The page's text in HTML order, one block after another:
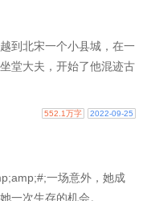
到北宋一个小县城，在一
堂大夫，开始了他混迹古
552.1万字 2022-09-25
一场意外，她成
一次生存的机会。